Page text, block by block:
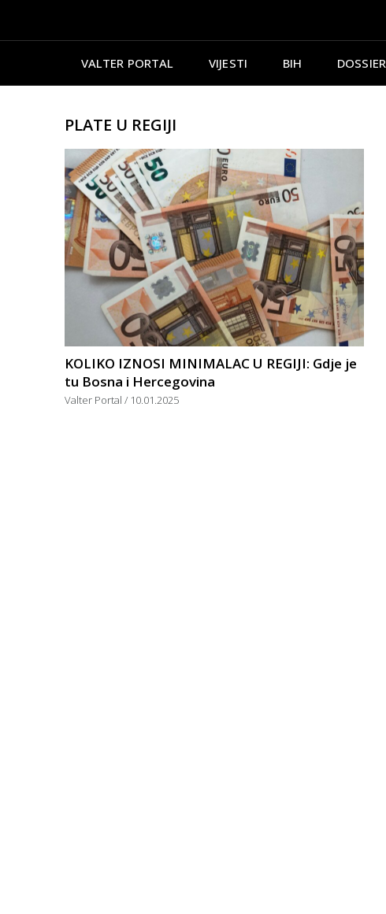
VALTER PORTAL VIJESTI BIH DOSSIER
PLATE U REGIJI
KOLIKO IZNOSI MINIMALAC U REGIJI: Gdje je
tu Bosna i Hercegovina
Valter Portal 10.01.2025